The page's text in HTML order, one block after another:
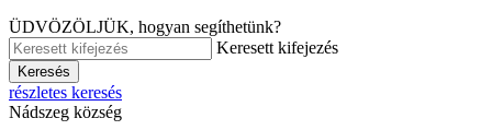
ÜDVÖZÖLJÜK, hogyan segíthetünk?
Keresett kifejezés
Keresés
részletes keresés
Nádszeg község